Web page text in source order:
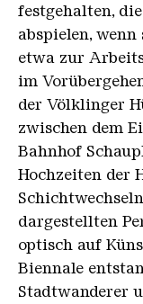
festgehalten,
abspielen,
etwa zur
im
der Völklinger
zwischen dem
Bahnhof
Hochzeiten der
dargestellten
optisch auf
Biennale
Stadtwanderer